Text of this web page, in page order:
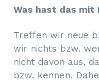
Was hast das mit
Treffen wir neue
wir nichts bzw.
nicht davon aus,
bzw. kennen.